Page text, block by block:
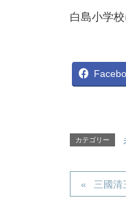
白島小学
カテゴリー
三國清